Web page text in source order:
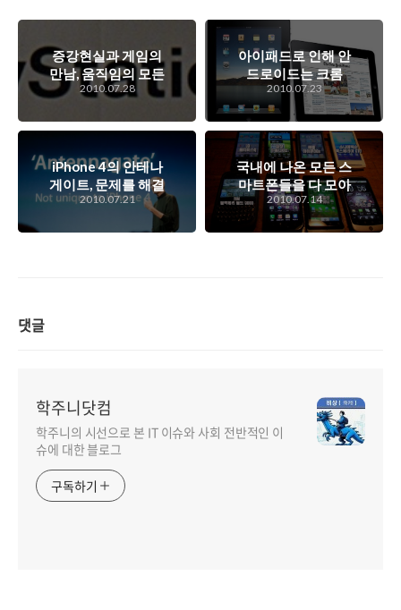
증강현실과 게임의
만남, 움직임의 모든
것을 게임 속으로!
Move!
2010.07.28
아이패드로 인해 안
드로이드는 크롬
OS와도 경쟁해야
할 운명이...
2010.07.23
iPhone 4의 안테나
게이트, 문제를 해결
하는데 있어서 애플
이 보여준 나쁜 예?
2010.07.21
국내에 나온 모든 스
마트폰들을 다 모아
보리라? 염장의 극
치, 스마트폰 사열..
2010.07.14
댓글
학주니닷컴
학주니의 시선으로 본 IT 이슈와 사회 전반적인 이
슈에 대한 블로그
구독하기